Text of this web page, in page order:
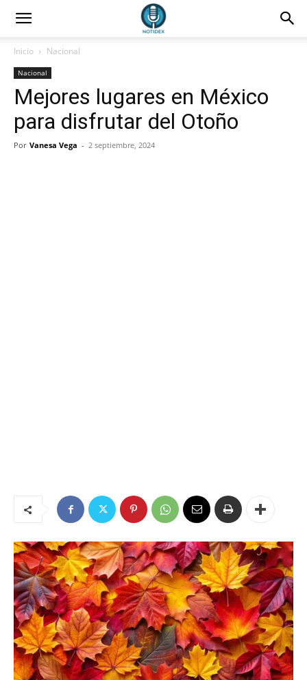
Inicio Nacional
Nacional
Mejores lugares en México
para disfrutar del Otoño
Por Vanesa Vega - 2 septiembre, 2024